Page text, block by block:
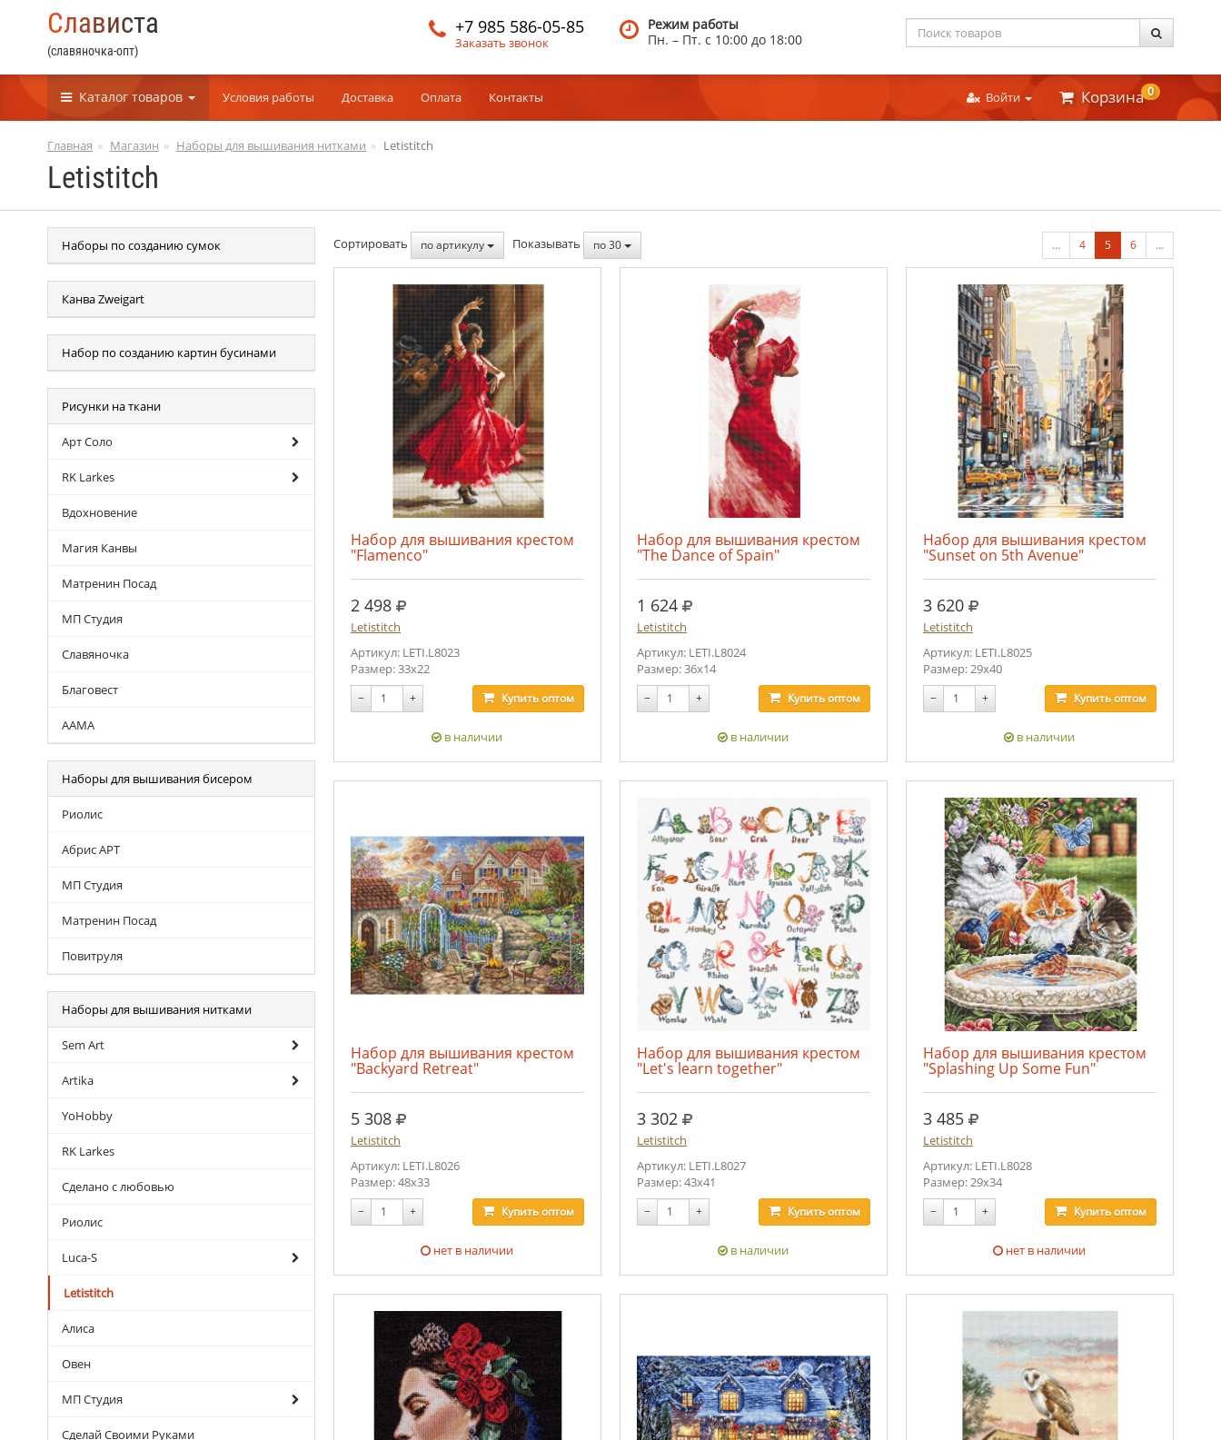
Слависта
(славяночка-опт)
+7 985 586-05-85
Заказать звонок
Режим работы
Пн. – Пт. c 10:00 до 18:00
Каталог товаров Войти Корзина0
Условия работы Доставка Оплата Контакты
Главная Магазин Наборы для вышивания нитками Letistitch
Letistitch
Наборы по созданию сумок
Канва Zweigart
Набор по созданию картин бусинами
Рисунки на ткани
Арт Соло
RK Larkes
Вдохновение
Магия Канвы
Матренин Посад
МП Студия
Славяночка
Благовест
ААМА
Наборы для вышивания бисером
Риолис
Абрис АРТ
МП Студия
Матренин Посад
Повитруля
Наборы для вышивания нитками
Sem Art
Artika
YoHobby
RK Larkes
Сделано с любовью
Риолис
Luca-S
Letistitch
Алиса
Овен
МП Студия
Сделай Своими Руками
Сортировать по артикулу Показывать по 30 … 4 5 6 …
Набор для вышивания крестом
"Flamenco"
2 498 руб.
Letistitch
Артикул: LETI.L8023
Размер: 33x22
− + Купитьоптом
в наличии
Набор для вышивания крестом
"The Dance of Spain"
1 624 руб.
Letistitch
Артикул: LETI.L8024
Размер: 36х14
− + Купитьоптом
в наличии
Набор для вышивания крестом
"Sunset on 5th Avenue"
3 620 руб.
Letistitch
Артикул: LETI.L8025
Размер: 29x40
− + Купитьоптом
в наличии
Набор для вышивания крестом
"Backyard Retreat"
5 308 руб.
Letistitch
Артикул: LETI.L8026
Размер: 48x33
− + Купитьоптом
нет в наличии
Набор для вышивания крестом
"Let's learn together"
3 302 руб.
Letistitch
Артикул: LETI.L8027
Размер: 43x41
− + Купитьоптом
в наличии
Набор для вышивания крестом
"Splashing Up Some Fun"
3 485 руб.
Letistitch
Артикул: LETI.L8028
Размер: 29x34
− + Купитьоптом
нет в наличии